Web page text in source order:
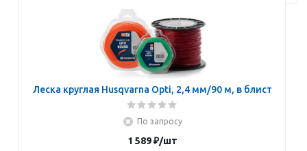
Леска круглая Husqvarna Opti, 2,4 мм/90 м, в блист
По запросу
1 589₽/шт